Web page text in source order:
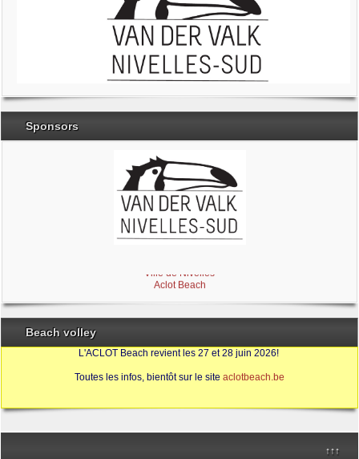
Sponsors
Aclot Beach
Beach volley
L'ACLOT Beach revient les 27 et 28 juin 2026!
Toutes les infos, bientôt sur le site aclotbeach.be
↑↑↑